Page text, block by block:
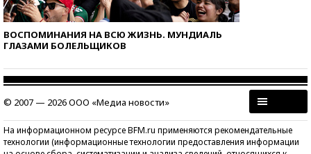
ВОСПОМИНАНИЯ НА ВСЮ ЖИЗНЬ. МУНДИАЛЬ
ГЛАЗАМИ БОЛЕЛЬЩИКОВ
© 2007 — 2026 ООО «Медиа новости»
На информационном ресурсе BFM.ru применяются рекомендательные
технологии (информационные технологии предоставления информации